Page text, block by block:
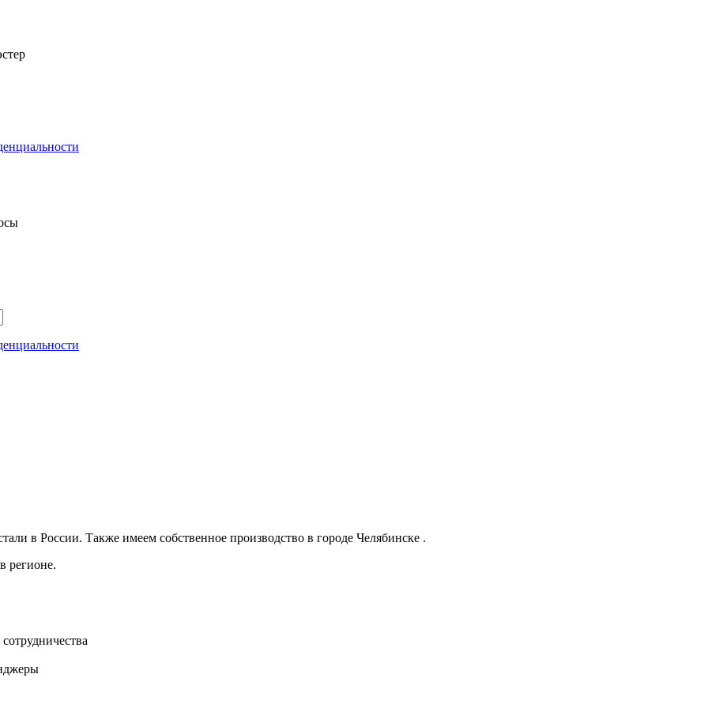
в России. Также имеем собственное производство в городе Челябинске .
регионе.